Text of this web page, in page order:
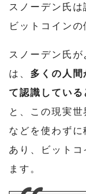
スノーデン氏
ビットコインの
スノーデン氏
は、 多くの人
て認識している
と、この現実
などを使わず
あり、ビット
ます。